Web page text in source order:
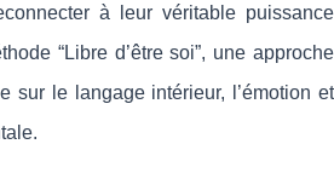
à leur véritable puissance
“Libre d’être soi”, une approche
sur le langage intérieur, l’émotion et